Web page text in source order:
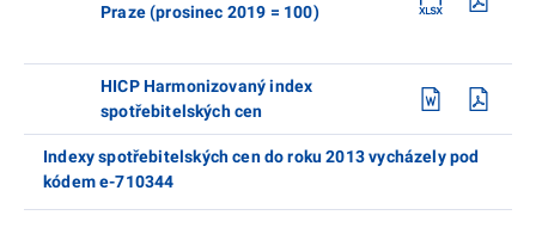
Praze (prosinec 2019 = 100)
HICP Harmonizovaný index
spotřebitelských cen
Indexy spotřebitelských cen do roku 2013 vycházely pod
kódem e-710344